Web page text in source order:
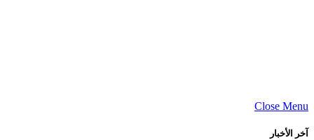
Close Menu
آخر الأخبار